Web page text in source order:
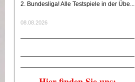
2. Bundesliga! Alle Testspiele in der Übe...
08.08.2026